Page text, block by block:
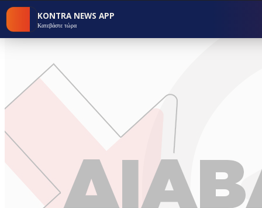
KONTRA NEWS APP
Κατεβάστε τώρα